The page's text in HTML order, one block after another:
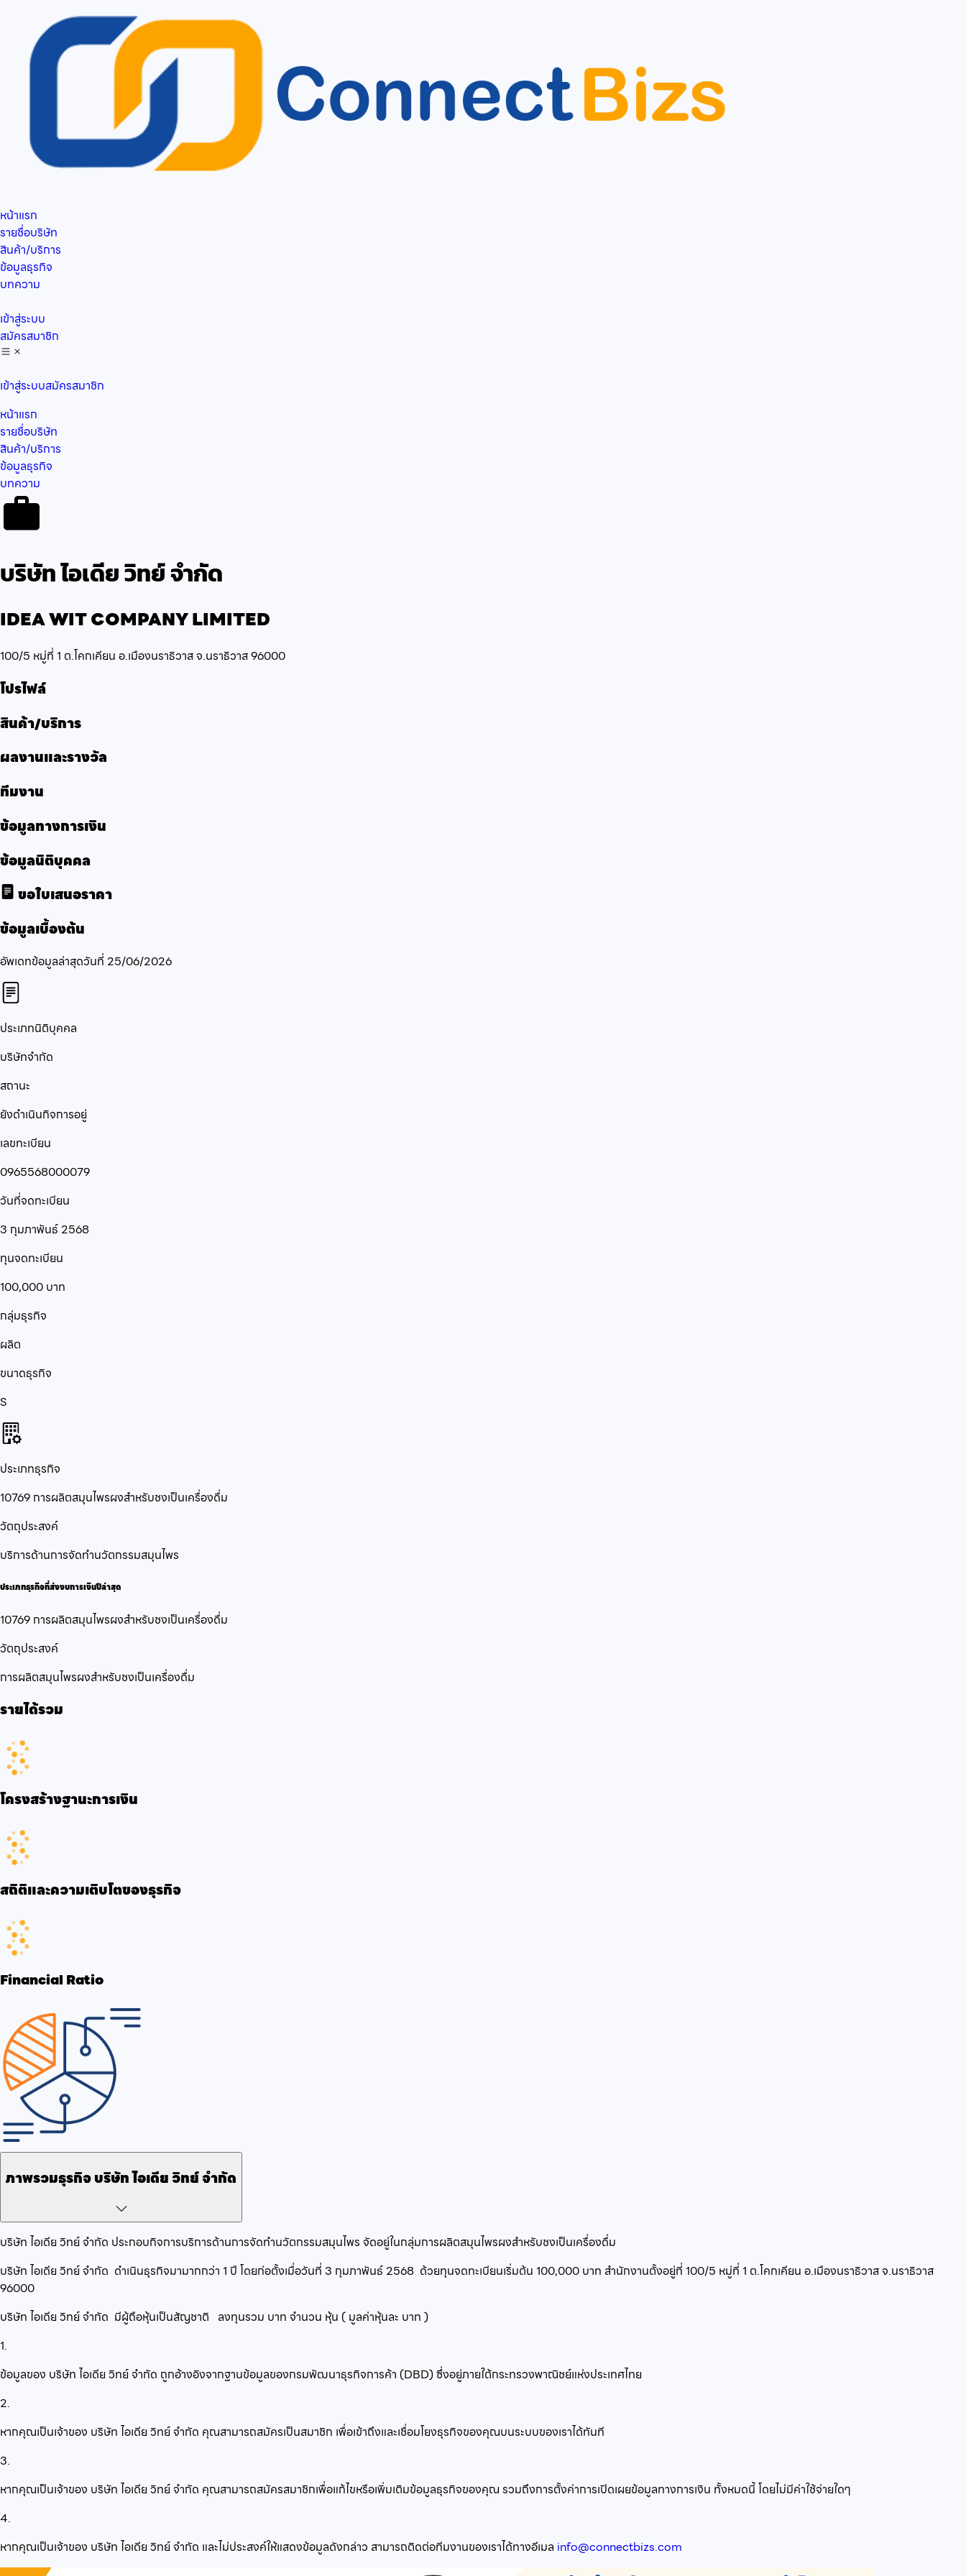
หน้าแรก
รายชื่อบริษัท
สินค้า/บริการ
ข้อมูลธุรกิจ
บทความ
เข้าสู่ระบบ
สมัครสมาชิก
เข้าสู่ระบบสมัครสมาชิก
หน้าแรก
รายชื่อบริษัท
สินค้า/บริการ
ข้อมูลธุรกิจ
บทความ
บริษัท ไอเดีย วิทย์ จำกัด
IDEA WIT COMPANY LIMITED
100/5 หมู่ที่ 1 ต.โคกเคียน อ.เมืองนราธิวาส จ.นราธิวาส 96000
โปรไฟล์
สินค้า/บริการ
ผลงานและรางวัล
ทีมงาน
ข้อมูลทางการเงิน
ข้อมูลนิติบุคคล
ขอใบเสนอราคา
ข้อมูลเบื้องต้น
อัพเดทข้อมูลล่าสุดวันที่ 25/06/2026
ประเภทนิติบุคคล
บริษัทจำกัด
สถานะ
ยังดำเนินกิจการอยู่
เลขทะเบียน
0965568000079
วันที่จดทะเบียน
3 กุมภาพันธ์ 2568
ทุนจดทะเบียน
100,000 บาท
กลุ่มธุรกิจ
ผลิต
ขนาดธุรกิจ
S
ประเภทธุรกิจ
10769 การผลิตสมุนไพรผงสำหรับชงเป็นเครื่องดื่ม
วัตถุประสงค์
บริการด้านการจัดทำนวัตกรรมสมุนไพร
ประเภทธุรกิจที่ส่งงบการเงินปีล่าสุด
10769 การผลิตสมุนไพรผงสำหรับชงเป็นเครื่องดื่ม
วัตถุประสงค์
การผลิตสมุนไพรผงสำหรับชงเป็นเครื่องดื่ม
รายได้รวม
โครงสร้างฐานะการเงิน
สถิติและความเติบโตของธุรกิจ
Financial Ratio
ภาพรวมธุรกิจบริษัท ไอเดีย วิทย์ จำกัด
บริษัท ไอเดีย วิทย์ จำกัด ประกอบกิจการบริการด้านการจัดทำนวัตกรรมสมุนไพร จัดอยู่ในกลุ่มการผลิตสมุนไพรผงสำหรับชงเป็นเครื่องดื่ม
บริษัท ไอเดีย วิทย์ จำกัด ดำเนินธุรกิจมามากกว่า 1 ปี โดยก่อตั้งเมื่อวันที่ 3 กุมภาพันธ์ 2568 ด้วยทุนจดทะเบียนเริ่มต้น 100,000 บาท สำนักงานตั้งอยู่ที่ 100/5 หมู่ที่ 1 ต.โคกเคียน อ.เมืองนราธิวาส จ.นราธิวาส
96000
บริษัท ไอเดีย วิทย์ จำกัด มีผู้ถือหุ้นเป็นสัญชาติ ลงทุนรวม บาท จำนวน หุ้น ( มูลค่าหุ้นละ บาท )
1.
ข้อมูลของ บริษัท ไอเดีย วิทย์ จำกัด ถูกอ้างอิงจากฐานข้อมูลของกรมพัฒนาธุรกิจการค้า (DBD) ซึ่งอยู่ภายใต้กระทรวงพาณิชย์แห่งประเทศไทย
2.
หากคุณเป็นเจ้าของ บริษัท ไอเดีย วิทย์ จำกัด คุณสามารถสมัครเป็นสมาชิก เพื่อเข้าถึงและเชื่อมโยงธุรกิจของคุณบนระบบของเราได้ทันที
3.
หากคุณเป็นเจ้าของ บริษัท ไอเดีย วิทย์ จำกัด คุณสามารถสมัครสมาชิกเพื่อแก้ไขหรือเพิ่มเติมข้อมูลธุรกิจของคุณ รวมถึงการตั้งค่าการเปิดเผยข้อมูลทางการเงิน ทั้งหมดนี้ โดยไม่มีค่าใช้จ่ายใดๆ
4.
หากคุณเป็นเจ้าของ บริษัท ไอเดีย วิทย์ จำกัด และไม่ประสงค์ให้แสดงข้อมูลดังกล่าว สามารถติดต่อทีมงานของเราได้ทางอีเมล info@connectbizs.com